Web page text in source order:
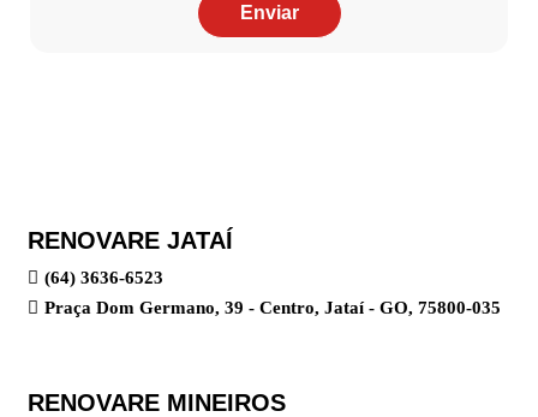
Enviar
RENOVARE JATAÍ
(64) 3636-6523
Praça Dom Germano, 39 - Centro, Jataí - GO, 75800-035
RENOVARE MINEIROS